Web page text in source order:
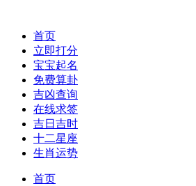
首页
立即打分
宝宝起名
免费算卦
吉凶查询
在线求签
吉日吉时
十二星座
生肖运势
首页